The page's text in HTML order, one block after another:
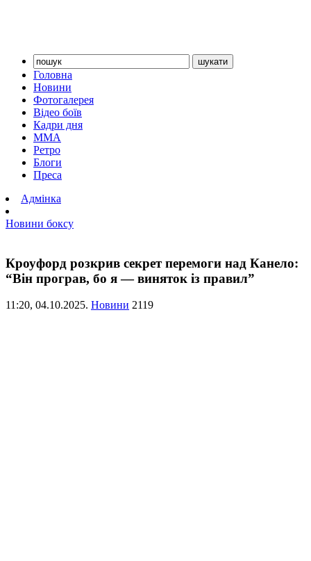
Головна
Новини
Фотогалерея
Відео боїв
Кадри дня
ММА
Ретро
Блоги
Преса
Адмінка
Новини боксу
Кроуфорд розкрив секрет перемоги над Канело:
“Він програв, бо я — виняток із правил”
11:20, 04.10.2025. Новини 2119